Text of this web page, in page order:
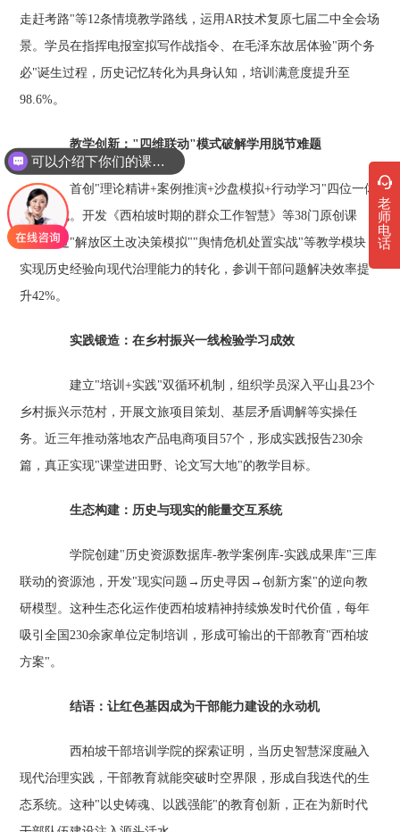
走赶考路"等12条情境教学路线，运用AR技术复原七届二中全会场
景。学员在指挥电报室拟写作战指令、在毛泽东故居体验"两个务
必"诞生过程，历史记忆转化为具身认知，培训满意度提升至
98.6%。
教学创新："四维联动"模式破解学用脱节难题‌
首创"理论精讲+案例推演+沙盘模拟+行动学习"四位一体
教学模式。开发《西柏坡时期的群众工作智慧》等38门原创课
程，通过"解放区土改决策模拟""舆情危机处置实战"等教学模块，
实现历史经验向现代治理能力的转化，参训干部问题解决效率提
升42%。
实践锻造：在乡村振兴一线检验学习成效‌
建立"培训+实践"双循环机制，组织学员深入平山县23个
乡村振兴示范村，开展文旅项目策划、基层矛盾调解等实操任
务。近三年推动落地农产品电商项目57个，形成实践报告230余
篇，真正实现"课堂进田野、论文写大地"的教学目标。
生态构建：历史与现实的能量交互系统‌
学院创建"历史资源数据库-教学案例库-实践成果库"三库
联动的资源池，开发"现实问题→历史寻因→创新方案"的逆向教
研模型。这种生态化运作使西柏坡精神持续焕发时代价值，每年
吸引全国230余家单位定制培训，形成可输出的干部教育"西柏坡
方案"。
结语：让红色基因成为干部能力建设的永动机‌
西柏坡干部培训学院的探索证明，当历史智慧深度融入
现代治理实践，干部教育就能突破时空界限，形成自我迭代的生
态系统。这种"以史铸魂、以践强能"的教育创新，正在为新时代
老
师
电
话
可以介绍下你们的课程吗？